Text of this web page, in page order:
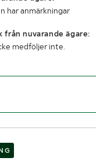
har anmärkningar
från nuvarande ägare:
medföljer inte.